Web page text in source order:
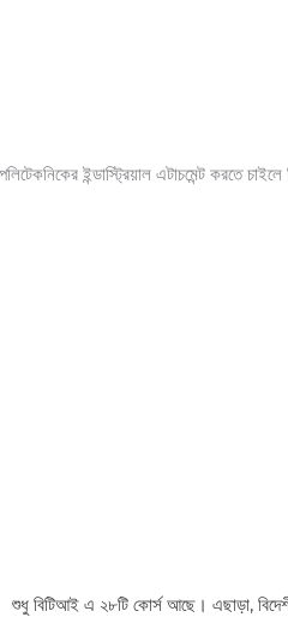
পলিটেকনিকের ইন্ডাস্ট্রিয়াল এটাচমেন্ট করতে
শুধু বিটিআই এ ২৮টি কোর্স আছে। এছাড়া,